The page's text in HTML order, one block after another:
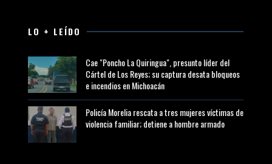
LO + LEÍDO
Cae "Poncho La Quiringua", presunto líder del
Cártel de Los Reyes; su captura desata bloqueos
e incendios en Michoacán
Policía Morelia rescata a tres mujeres víctimas de
violencia familiar; detiene a hombre armado